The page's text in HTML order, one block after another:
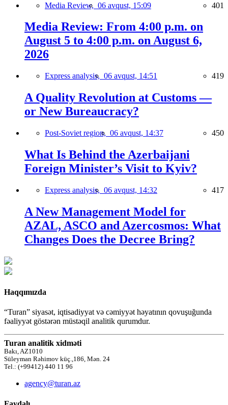
Media Review, 06 avqust, 15:09 401
Media Review: From 4:00 p.m. on
August 5 to 4:00 p.m. on August 6,
2026
Express analysis, 06 avqust, 14:51 419
A Quality Revolution at Customs —
or New Bureaucracy?
Post-Soviet region, 06 avqust, 14:37 450
What Is Behind the Azerbaijani
Foreign Minister’s Visit to Kyiv?
Express analysis, 06 avqust, 14:32 417
A New Management Model for
AZAL, ASCO and Azercosmos: What
Changes Does the Decree Bring?
Haqqımızda
“Turan” siyasət, iqtisadiyyat və cəmiyyət həyatının qovuşuğunda
fəaliyyət göstərən müstəqil analitik qurumdur.
Turan analitik xidməti
Bakı, AZ1010
Süleyman Rəhimov küç.,186, Mən. 24
Tel.: (+99412) 440 11 96
agency@turan.az